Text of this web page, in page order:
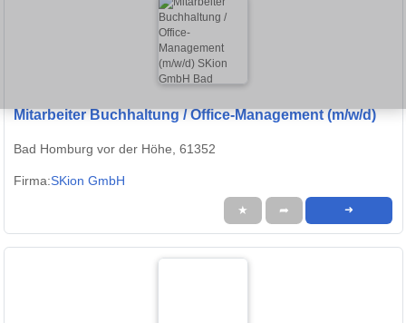
Mitarbeiter Buchhaltung / Office-Management (m/w/d)
Bad Homburg vor der Höhe, 61352
Firma:SKion GmbH
★ ➦ ➜